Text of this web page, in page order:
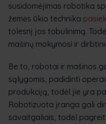
susidomėjimas robotika
žemės ūkio technika
tolesnį jos tobulinimą.
mašinų mokymosi ir
Be to, robotai ir mašinos
sąlygomis, padidinti
produkciją, todėl jie yra
Robotizuota įranga gali
savaitgaliais, todėl